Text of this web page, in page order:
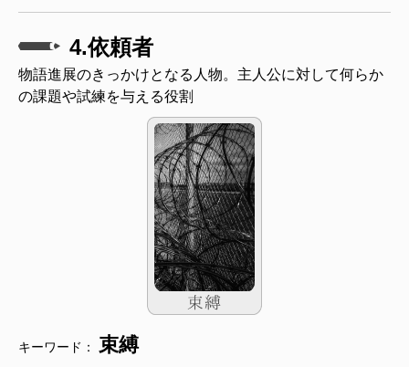
4.依頼者
物語進展のきっかけとなる人物。主人公に対して何らか
の課題や試練を与える役割
キーワード： 束縛